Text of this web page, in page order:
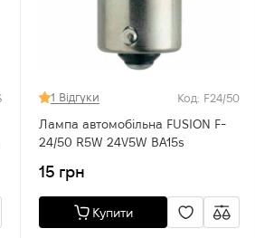
1 Відгуки Код: F24/50
Лампа автомобільна FUSION F-
24/50 R5W 24V5W BA15s
15 грн
Купити